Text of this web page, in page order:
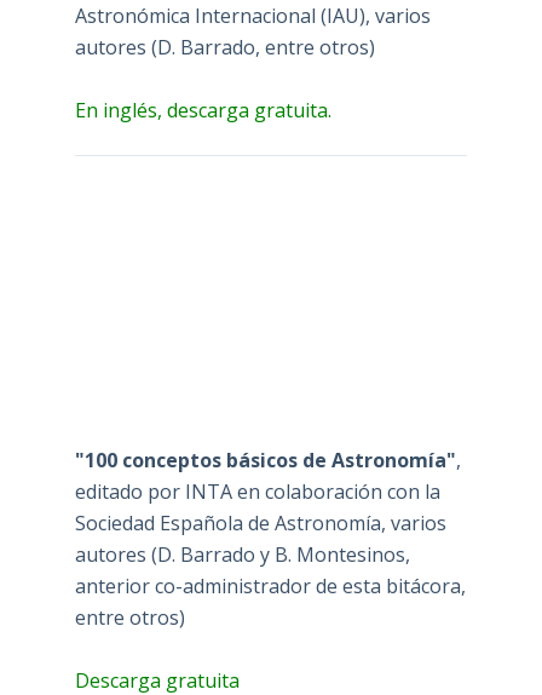
Astronómica Internacional (IAU), varios
autores (D. Barrado, entre otros)
En inglés, descarga gratuita.
"100 conceptos básicos de Astronomía",
editado por INTA en colaboración con la
Sociedad Española de Astronomía, varios
autores (D. Barrado y B. Montesinos,
anterior co-administrador de esta bitácora,
entre otros)
Descarga gratuita